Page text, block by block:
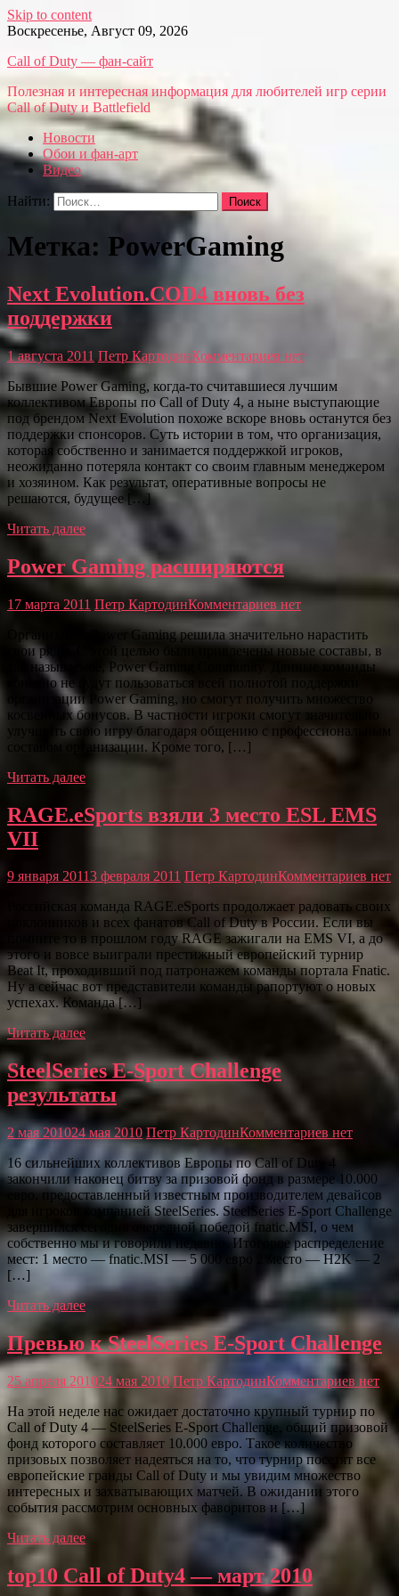
Skip to content
Воскресенье, Август 09, 2026
Call of Duty — фан-сайт
Полезная и интересная информация для любителей игр серии
Call of Duty и Battlefield
Новости
Обои и фан-арт
Видео
Найти:
Метка: PowerGaming
Next Evolution.COD4 вновь без
поддержки
1 августа 2011 Петр КартодинКомментариев нет
Бывшие Power Gaming, когда-то считавшиеся лучшим
коллективом Европы по Call of Duty 4, а ныне выступающие
под брендом Next Evolution похоже вскоре вновь останутся без
поддержки спонсоров. Суть истории в том, что организация,
которая собственно и занимается поддержкой игроков,
неожиданно потеряла контакт со своим главным менеджером
и хозяином. Как результат, оперативные вопросы не
решаются, будущее […]
Читать далее
Power Gaming расширяются
17 марта 2011 Петр КартодинКомментариев нет
Организация Power Gaming решила значительно нарастить
свои ряды. С этой целью были привлечены новые составы, в
так называемое, Power Gaming Community. Данные команды
конечно не будут пользоваться всей полнотой поддержки
организации Power Gaming, но смогут получить множество
косвенных бонусов. В частности игроки смогут значительно
улучшить свою игру благодаря общению с профессиональным
составом организации. Кроме того, […]
Читать далее
RAGE.eSports взяли 3 место ESL EMS
VII
9 января 20113 февраля 2011 Петр КартодинКомментариев нет
Российская команда RAGE.eSports продолжает радовать своих
поклонников и всех фанатов Call of Duty в России. Если вы
помните то в прошлом году RAGE зажигали на EMS VI, а до
этого и вовсе выиграли престижный европейский турнир
Beat It, проходивший под патронажем команды портала Fnatic.
Ну а сейчас вот представители команды рапортуют о новых
успехах. Команда […]
Читать далее
SteelSeries E-Sport Challenge
результаты
2 мая 201024 мая 2010 Петр КартодинКомментариев нет
16 сильнейших коллективов Европы по Call of Duty 4
закончили наконец битву за призовой фонд в размере 10.000
евро, предоставленный известным производителем девайсов
для игроков компанией SteelSeries. SteelSeries E-Sport Challenge
завершился сегодня очередной победой fnatic.MSI, о чем
собственно мы и говорили недавно. Итоговое распределение
мест: 1 место — fnatic.MSI — 5 000 евро 2 место — H2K — 2
[…]
Читать далее
Превью к SteelSeries E-Sport Challenge
25 апреля 201024 мая 2010 Петр КартодинКомментариев нет
На этой неделе нас ожидает достаточно крупный турнир по
Call of Duty 4 — SteelSeries E-Sport Challenge, общий призовой
фонд которого составляет 10.000 евро. Такое количество
призовых позволяет надеяться на то, что турнир посетят все
европейские гранды Call of Duty и мы увидим множество
интересных и захватывающих матчей. В ожидании этого
события рассмотрим основных фаворитов и […]
Читать далее
top10 Call of Duty4 — март 2010